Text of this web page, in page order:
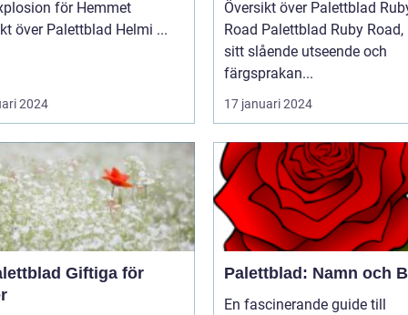
för Hemmet
Översikt över Palettblad Helmi ...
2024
Översikt över Palettblad
Road Palettblad Ruby Road, med
sitt slående utseende och
färgsprakan...
17 januari 2024
Giftiga för
Palettblad: Namn och
En fascinerande guide till